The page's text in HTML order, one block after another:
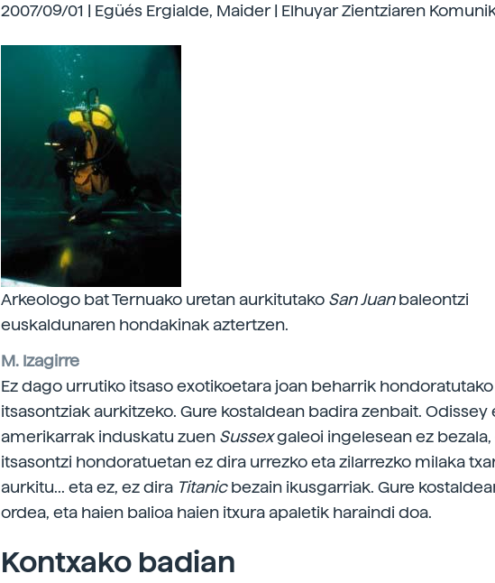
2007/09/01 | Egüés Ergialde, Maider | Elhuyar Zientziaren
Arkeologo bat Ternuako uretan aurkitutako San Juanbaleontzi
euskaldunaren hondakinak aztertzen.
M. Izagirre
Ez dago urrutiko itsaso exotikoetara joan beharrik hondoratutako
itsasontziak aurkitzeko. Gure kostaldean badira zenbait. Odissey
amerikarrak induskatu zuen Sussexgaleoi ingelesean ez
itsasontzi hondoratuetan ez dira urrezko eta zilarrezko milaka
aurkitu... eta ez, ez dira Titanicbezain ikusgarriak. Gure
ordea, eta haien balioa haien itxura apaletik haraindi doa.
Kontxako badian